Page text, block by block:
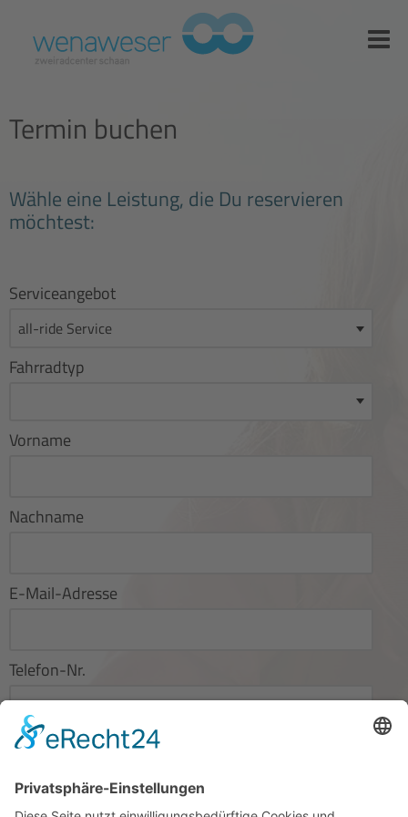
Termin buchen
Wähle eine Leistung, die Du reservieren
möchtest:
Serviceangebot
Fahrradtyp
Vorname
Nachname
E-Mail-Adresse
Telefon-Nr.
Wunsch-Datum